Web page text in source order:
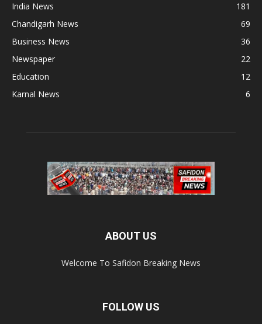
India News
181
Chandigarh News
69
Business News
36
Newspaper
22
Education
12
Karnal News
6
ABOUT US
Welcome To Safidon Breaking News
FOLLOW US